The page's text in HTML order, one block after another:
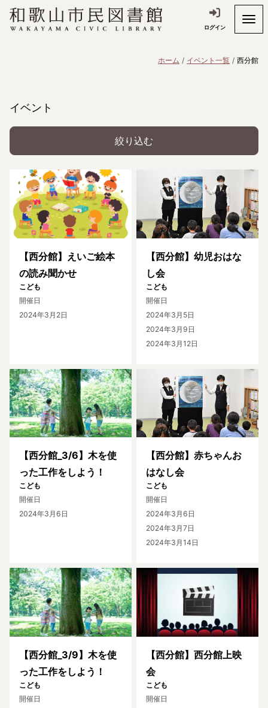
ログイン
ホーム イベント一覧 西分館
イベント
絞り込む
【西分館】えいご絵本
の読み聞かせ
こども
開催日
2024年3月2日
【西分館】幼児おはな
し会
こども
開催日
2024年3月5日
2024年3月9日
2024年3月12日
【西分館_3/6】木を使
った工作をしよう！
こども
開催日
2024年3月6日
【西分館】赤ちゃんお
はなし会
こども
開催日
2024年3月6日
2024年3月7日
2024年3月14日
【西分館_3/9】木を使
った工作をしよう！
こども
開催日
【西分館】西分館上映
会
こども
開催日